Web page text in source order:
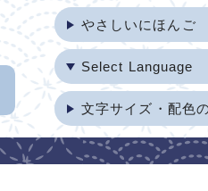
やさしいにほんご
Select Language
文字サイズ・配色